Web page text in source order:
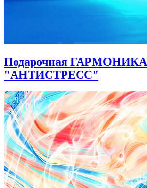
Подарочная ГАРМОНИКА
"АНТИСТРЕСС"